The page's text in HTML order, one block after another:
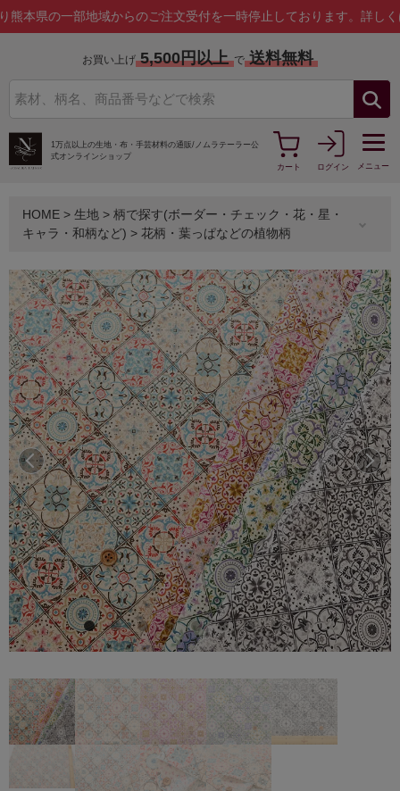
一部地域からのご注文受付を一時停止しております。詳しくはこちら
お買い上げ 5,500円以上 で 送料無料
1万点以上の生地・布・手芸材料の通販/ ノムラテーラー公
式オンラインショップ
カート
ログイン メニュー
HOME > 生地 > 柄で探す(ボーダー・チェック・花・星・
キャラ・和柄など) > 花柄・葉っぱなどの植物柄
前へ 次へ